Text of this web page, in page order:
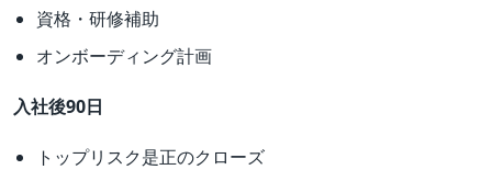
資格・研修補助
オンボーディング計画
入社後90日
トップリスク是正のクローズ